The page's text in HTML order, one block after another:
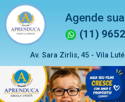
Agende
(11)
Av. Sara Zirlis, 45 - Vila